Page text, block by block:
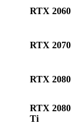
RTX 2060
RTX 2070
RTX 2080
RTX 2080
Ti